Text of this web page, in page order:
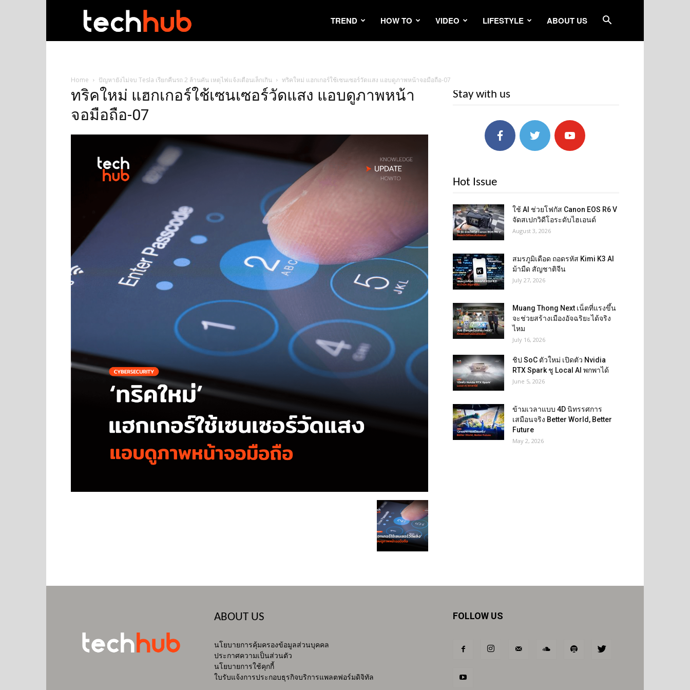
TREND HOW TO VIDEO LIFESTYLE ABOUT US
Home ปัญหายังไม่จบ Tesla เรียกคืนรถ 2 ล้านคัน เหตุไฟแจ้งเตือนเล็กเกิน ทริคใหม่ แฮกเกอร์ใช้เซนเซอร์วัดแสง แอบดูภาพหน้าจอมือถือ-07
ทริคใหม่ แฮกเกอร์ใช้เซนเซอร์วัดแสง แอบดูภาพหน้า
จอมือถือ-07
Stay with us
Hot Issue
ใช้ AI ช่วยโฟกัส Canon EOS R6 V
จัดสเปกวิดีโอระดับไฮเอนด์
August 3, 2026
สมรภูมิเดือด ถอดรหัส Kimi K3 AI
ม้ามืด สัญชาติจีน
July 27, 2026
Muang Thong Next เน็ตที่แรงขึ้น
จะช่วยสร้างเมืองอัจฉริยะได้จริง
ไหม
July 16, 2026
ชิป SoC ตัวใหม่ เปิดตัว Nvidia
RTX Spark ชู Local AI พกพาได้
June 5, 2026
ข้ามเวลาแบบ 4D นิทรรศการ
เสมือนจริง Better World, Better
Future
May 2, 2026
ABOUT US
นโยบายการคุ้มครองข้อมูลส่วนบุคคล
ประกาศความเป็นส่วนตัว
นโยบายการใช้คุกกี้
ใบรับแจ้งการประกอบธุรกิจบริการแพลตฟอร์มดิจิทัล
FOLLOW US